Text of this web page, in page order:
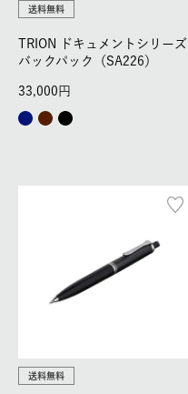
送料無料
TRION ドキュメントシリーズ
バックパック（SA226）
33,000
送料無料